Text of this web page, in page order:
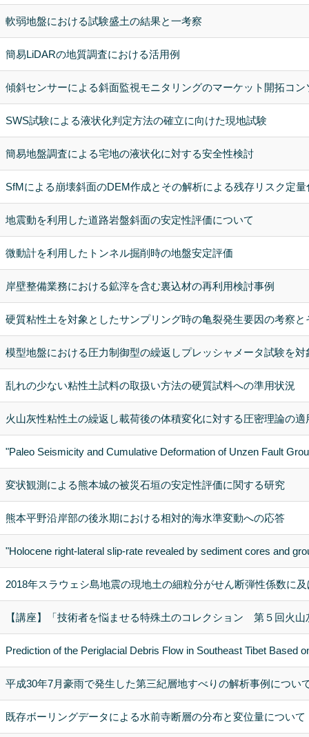
軟弱地盤における試験盛土の結果と一考察
簡易LiDARの地質調査における活用例
傾斜センサーによる斜面監視モニタリングのマーケット開拓コ
SWS試験による液状化判定方法の確立に向けた現地試験
簡易地盤調査による宅地の液状化に対する安全性検討
SfMによる崩壊斜面のDEM作成とその解析による残存リスク定量
地震動を利用した道路岩盤斜面の安定性評価について
微動計を利用したトンネル掘削時の地盤安定評価
岸壁整備業務における鉱滓を含む裏込材の再利用検討事例
硬質粘性土を対象としたサンプリング時の亀裂発生要因の考察と
模型地盤における圧力制御型の繰返しプレッシャメータ試験を
乱れの少ない粘性土試料の取扱い方法の硬質試料への準用状況
火山灰性粘性土の繰返し載荷後の体積変化に対する圧密理論の適
"Paleo Seismicity and Cumulative Deformation of Unzen Fault
変状観測による熊本城の被災石垣の安定性評価に関する研究
熊本平野沿岸部の後氷期における相対的海水準変動への応答
"Holocene right-lateral slip-rate revealed by sediment cores and
2018年スラウェシ島地震の現地土の細粒分がせん断弾性係数に
【講座】「技術者を悩ませる特殊土のコレクション 第５回火
Prediction of the Periglacial Debris Flow in Southeast Tibet Based
平成30年7月豪雨で発生した第三紀層地すべりの解析事例につい
既存ボーリングデータによる水前寺断層の分布と変位量について